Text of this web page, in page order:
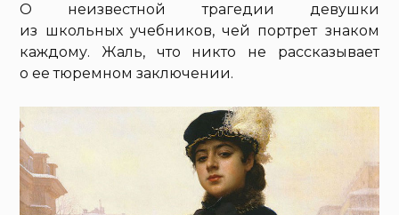
О неизвестной трагедии девушки
из школьных учебников, чей портрет знаком
каждому. Жаль, что никто не рассказывает
о ее тюремном заключении.